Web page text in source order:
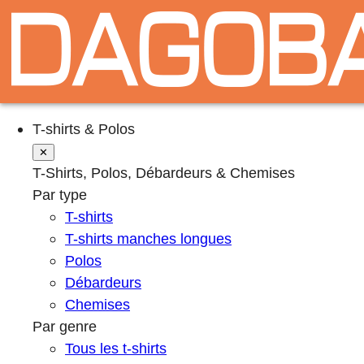
T-shirts & Polos
✕
T-Shirts, Polos, Débardeurs & Chemises
Par type
T-shirts
T-shirts manches longues
Polos
Débardeurs
Chemises
Par genre
Tous les t-shirts